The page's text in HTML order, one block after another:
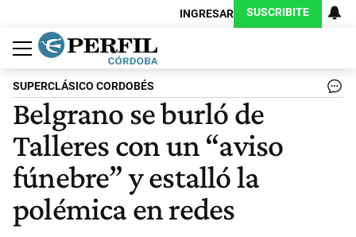
INGRESAR SUSCRIBITE
Política
Economía
Judiciales
Sociedad
Cultura
Espectáculos
Deportes
Protagonistas
SUPERCLÁSICO CORDOBÉS
Belgrano se burló de
Talleres con un “aviso
fúnebre” y estalló la
polémica en redes